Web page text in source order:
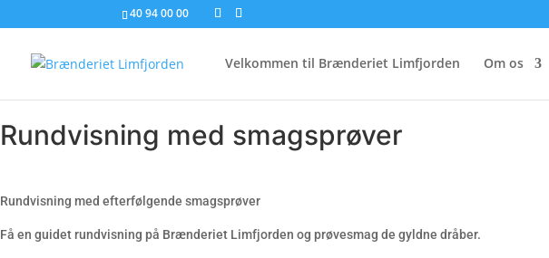
40 94 00 00
Velkommen til Brænderiet Limfjorden Om os
Rundvisning med smagsprøver
Rundvisning med efterfølgende smagsprøver
Få en guidet rundvisning på Brænderiet Limfjorden og prøvesmag de gyldne dråber.